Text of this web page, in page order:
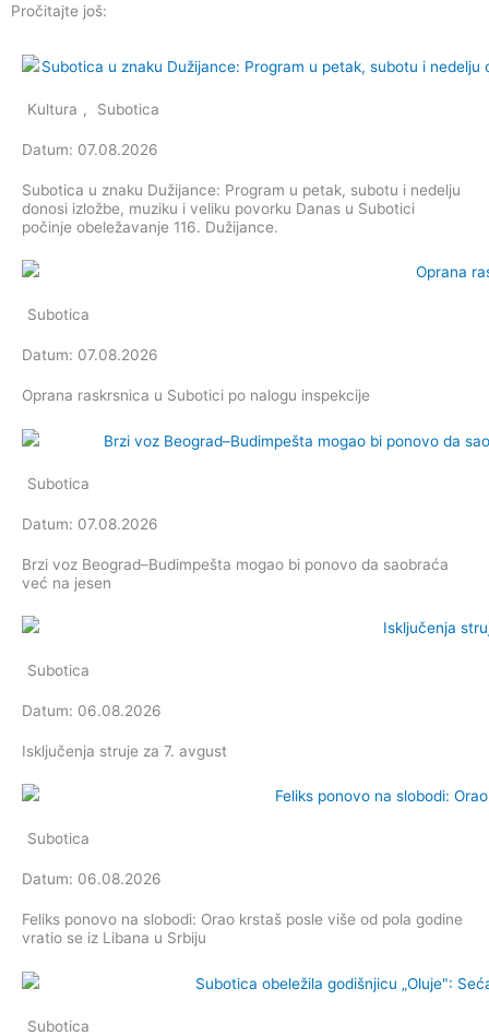
Pročitajte još:
Kultura , Subotica
Datum: 07.08.2026
Subotica u znaku Dužijance: Program u petak, subotu i nedelju
donosi izložbe, muziku i veliku povorku Danas u Subotici
počinje obeležavanje 116. Dužijance.
Subotica
Datum: 07.08.2026
Oprana raskrsnica u Subotici po nalogu inspekcije
Subotica
Datum: 07.08.2026
Brzi voz Beograd–Budimpešta mogao bi ponovo da saobraća
već na jesen
Subotica
Datum: 06.08.2026
Isključenja struje za 7. avgust
Subotica
Datum: 06.08.2026
Feliks ponovo na slobodi: Orao krstaš posle više od pola godine
vratio se iz Libana u Srbiju
Subotica